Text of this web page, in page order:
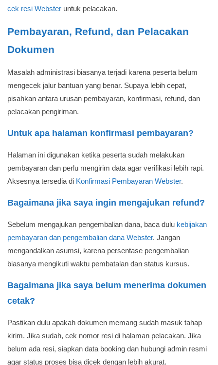
cek resi Webster untuk pelacakan.
Pembayaran, Refund, dan Pelacakan
Dokumen
Masalah administrasi biasanya terjadi karena peserta belum
mengecek jalur bantuan yang benar. Supaya lebih cepat,
pisahkan antara urusan pembayaran, konfirmasi, refund, dan
pelacakan pengiriman.
Untuk apa halaman konfirmasi pembayaran?
Halaman ini digunakan ketika peserta sudah melakukan
pembayaran dan perlu mengirim data agar verifikasi lebih rapi.
Aksesnya tersedia di Konfirmasi Pembayaran Webster.
Bagaimana jika saya ingin mengajukan refund?
Sebelum mengajukan pengembalian dana, baca dulu kebijakan
pembayaran dan pengembalian dana Webster. Jangan
mengandalkan asumsi, karena persentase pengembalian
biasanya mengikuti waktu pembatalan dan status kursus.
Bagaimana jika saya belum menerima dokumen
cetak?
Pastikan dulu apakah dokumen memang sudah masuk tahap
kirim. Jika sudah, cek nomor resi di halaman pelacakan. Jika
belum ada resi, siapkan data booking dan hubungi admin resmi
agar status proses bisa dicek dengan lebih akurat.